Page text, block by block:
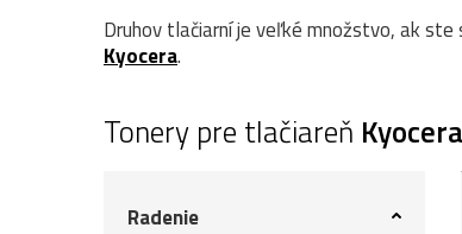
Druhov tlačiarní je veľké množstvo, ak
Kyocera.
Tonery pre tlačiareň
Radenie